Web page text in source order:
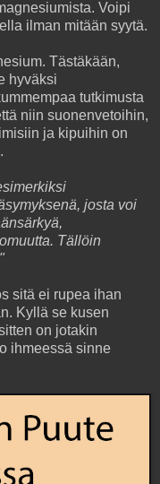
Voipi
ilman mitään syytä.
Tästäkään,
hyväksi
tutkimusta
niin suonenvetoihin,
ja kipuihin on
josta voi
Tällöin
sitä ei rupea ihan
Kyllä se kusen
on jotakin
ihmeessä sinne